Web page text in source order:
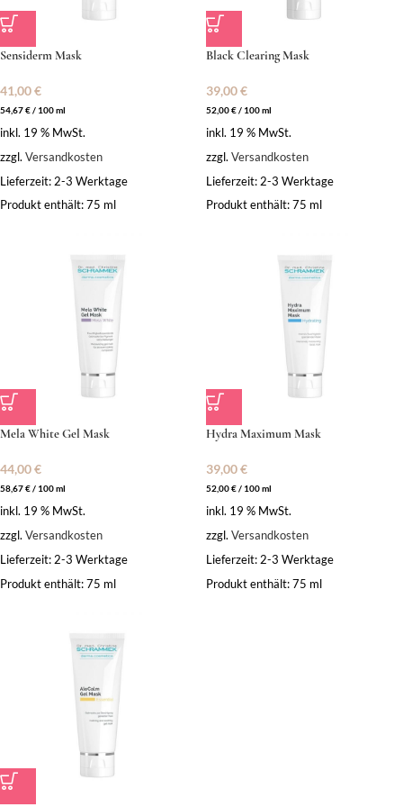
Sensiderm Mask
41,00€
54,67€/ 100ml
inkl. 19 % MwSt.
zzgl. Versandkosten
Lieferzeit: 2-3 Werktage
Produkt enthält: 75 ml
Black Clearing Mask
39,00€
52,00€/ 100ml
inkl. 19 % MwSt.
zzgl. Versandkosten
Lieferzeit: 2-3 Werktage
Produkt enthält: 75 ml
Mela White Gel Mask
44,00€
58,67€/ 100ml
inkl. 19 % MwSt.
zzgl. Versandkosten
Lieferzeit: 2-3 Werktage
Produkt enthält: 75 ml
Hydra Maximum Mask
39,00€
52,00€/ 100ml
inkl. 19 % MwSt.
zzgl. Versandkosten
Lieferzeit: 2-3 Werktage
Produkt enthält: 75 ml